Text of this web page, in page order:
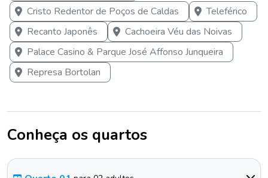
Cristo Redentor de Poços de Caldas
Teleférico
Recanto Japonês
Cachoeira Véu das Noivas
Palace Casino & Parque José Affonso Junqueira
Represa Bortolan
Conheça os quartos